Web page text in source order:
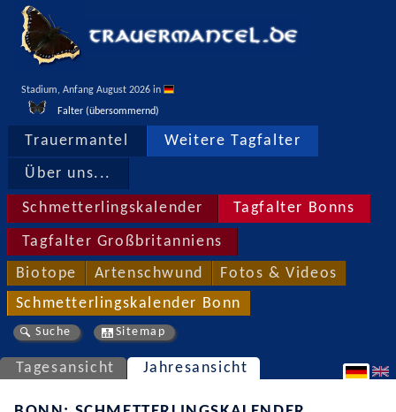
Stadium, Anfang August 2026 in
Falter (übersommernd)
Trauermantel Weitere Tagfalter
Über uns...
Schmetterlingskalender Tagfalter Bonns
Tagfalter Großbritanniens
Biotope Artenschwund Fotos & Videos
Schmetterlingskalender Bonn
Suche Sitemap
Tagesansicht Jahresansicht